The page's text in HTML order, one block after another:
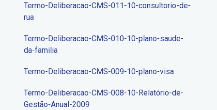
Termo-Deliberacao-CMS-011-10-consultorio-de-
rua
Termo-Deliberacao-CMS-010-10-plano-saude-
da-familia
Termo-Deliberacao-CMS-009-10-plano-visa
Termo-Deliberacao-CMS-008-10-Relatório-de-
Gestão-Anual-2009